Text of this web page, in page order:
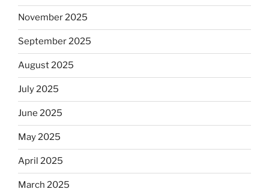
November 2025
September 2025
August 2025
July 2025
June 2025
May 2025
April 2025
March 2025